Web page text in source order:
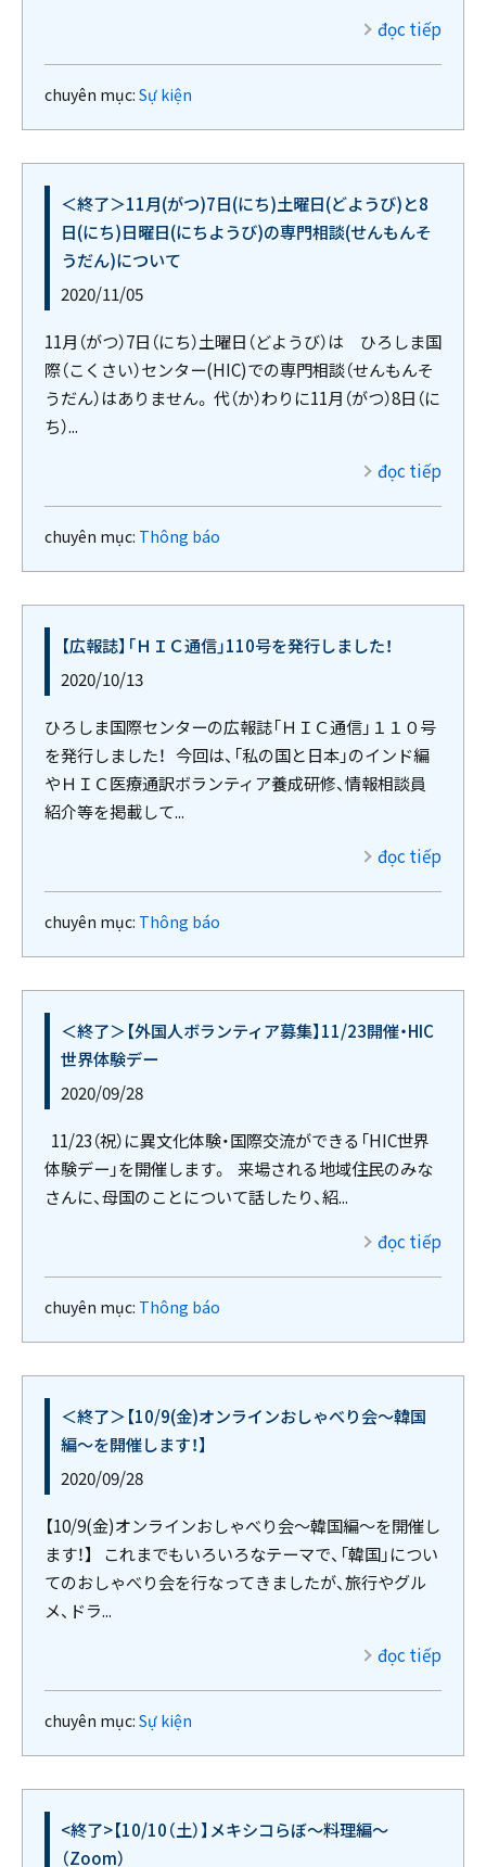
đọc tiếp
chuyên mục: Sự kiện
＜終了＞11月(がつ)7日(にち)土曜日(どようび)と8
日(にち)日曜日(にちようび)の専門相談(せんもんそ
うだん)について
2020/11/05
11月（がつ）7日（にち）土曜日（どようび）は ひろしま国
際（こくさい）センター(HIC)での専門相談（せんもんそ
うだん）はありません。 代（か）わりに11月（がつ）8日（に
ち）...
đọc tiếp
chuyên mục: Thông báo
【広報誌】「ＨＩＣ通信」110号を発行しました！
2020/10/13
ひろしま国際センターの広報誌「ＨＩＣ通信」１１０号
を発行しました！ 今回は、「私の国と日本」のインド編
やＨＩＣ医療通訳ボランティア養成研修、情報相談員
紹介等を掲載して...
đọc tiếp
chuyên mục: Thông báo
＜終了＞【外国人ボランティア募集】11/23開催・HIC
世界体験デー
2020/09/28
11/23（祝）に異文化体験・国際交流ができる「HIC世界
体験デー」を開催します。 来場される地域住民のみな
さんに、母国のことについて話したり、紹...
đọc tiếp
chuyên mục: Thông báo
＜終了＞【10/9(金)オンラインおしゃべり会～韓国
編～を開催します！】
2020/09/28
【10/9(金)オンラインおしゃべり会～韓国編～を開催し
ます！】 これまでもいろいろなテーマで、「韓国」につい
てのおしゃべり会を行なってきましたが、旅行やグル
メ、ドラ...
đọc tiếp
chuyên mục: Sự kiện
<終了>【10/10（土）】メキシコらぼ～料理編～
（Zoom）